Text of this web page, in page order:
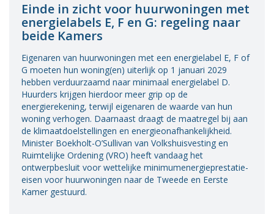
Einde in zicht voor huurwoningen met
energielabels E, F en G: regeling naar
beide Kamers
Eigenaren van huurwoningen met een energielabel E, F of
G moeten hun woning(en) uiterlijk op 1 januari 2029
hebben verduurzaamd naar minimaal energielabel D.
Huurders krijgen hierdoor meer grip op de
energierekening, terwijl eigenaren de waarde van hun
woning verhogen. Daarnaast draagt de maatregel bij aan
de klimaatdoelstellingen en energieonafhankelijkheid.
Minister Boekholt-O’Sullivan van Volkshuisvesting en
Ruimtelijke Ordening (VRO) heeft vandaag het
ontwerpbesluit voor wettelijke minimumenergieprestatie-
eisen voor huurwoningen naar de Tweede en Eerste
Kamer gestuurd.